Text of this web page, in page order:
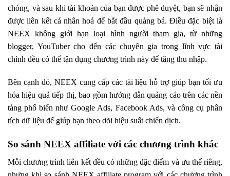
chóng, và sau khi tài khoản của bạn được phê duyệt, bạn sẽ nhận
được liên kết cá nhân hoá để bắt đầu quảng bá. Điều đặc biệt là
NEEX không giới hạn loại hình người tham gia, từ những
blogger, YouTuber cho đến các chuyên gia trong lĩnh vực tài
chính đều có thể tận dụng chương trình này để tăng thu nhập.
Bên cạnh đó, NEEX cung cấp các tài liệu hỗ trợ giúp bạn tối ưu
hóa hiệu quả tiếp thị, bao gồm hướng dẫn quảng cáo trên các nền
tảng phổ biến như Google Ads, Facebook Ads, và công cụ phân
tích dữ liệu để giúp bạn theo dõi hiệu suất chiến dịch.
So sánh NEEX affiliate với các chương trình khác
Mỗi chương trình liên kết đều có những đặc điểm và ưu thế riêng,